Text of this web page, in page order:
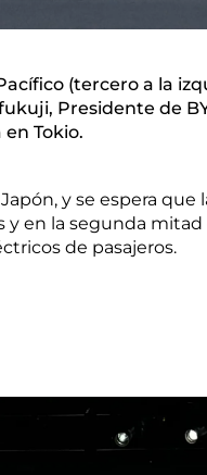
(tercero a la
Presidente de
Tokio.
y se espera
y en la segunda
de pasajeros.